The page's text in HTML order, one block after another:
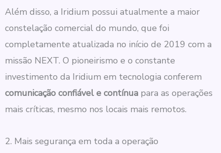
Além disso, a Iridium possui atualmente a maior
constelação comercial do mundo, que foi
completamente atualizada no início de 2019 com a
missão NEXT. O pioneirismo e o constante
investimento da Iridium em tecnologia conferem
comunicação confiável e contínua para as operações
mais críticas, mesmo nos locais mais remotos.
2. Mais segurança em toda a operação